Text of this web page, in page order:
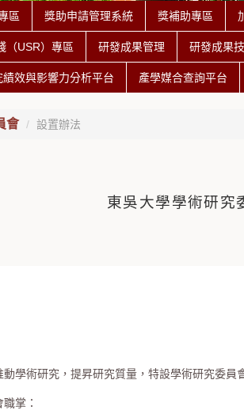
區 獎助申請管理系統 獎補助專區
（USR）專區 研發成果管理 研發成果
績效與影響力分析平台 產學媒合查詢平台
會 設置辦法
東吳大學學術研究
動學術研究，提昇研究質量，特設學術研究委員
掌：